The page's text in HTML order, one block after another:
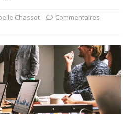
Chassot
Commentaires